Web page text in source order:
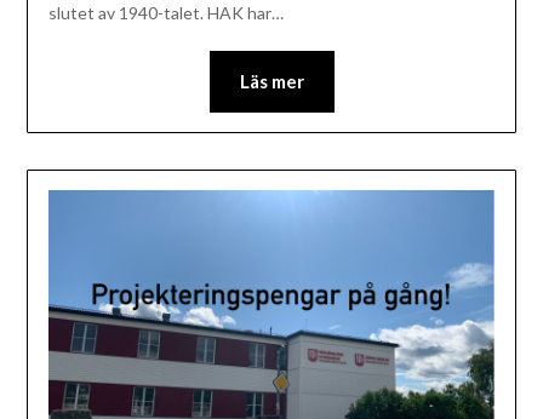
slutet av 1940-talet. HAK har…
Läs mer